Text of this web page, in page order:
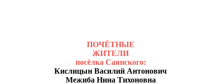
ПОЧЁТНЫЕ
ЖИТЕЛИ
посёлка Саянского:
Кислицын Василий Антонович
Межиба Нина Тихоновна